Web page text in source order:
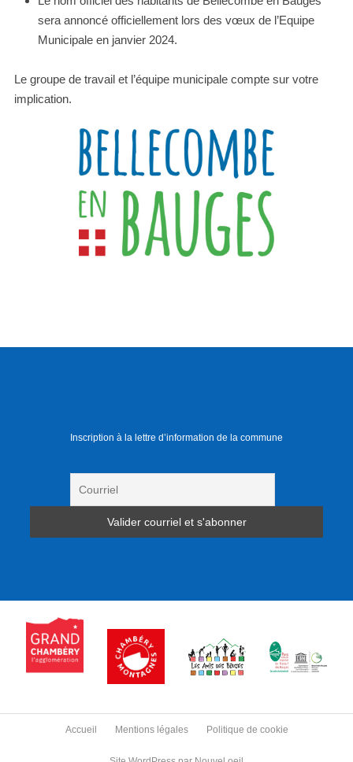
sera annoncé officiellement lors des vœux de l’Equipe
Municipale en janvier 2024.
Le groupe de travail et l’équipe municipale compte sur votre
implication.
Inscription à la lettre d’information de la commune
Accueil Mentions légales Politique de cookie